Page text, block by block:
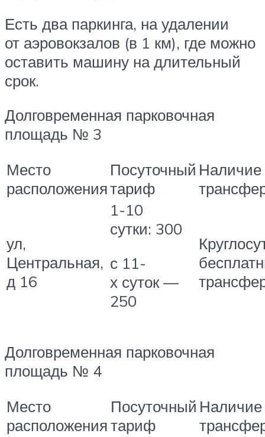
Есть два паркинга, на удалении
от аэровокзалов (в 1 км), где можно
оставить машину на длительный
срок.
Долговременная парковочная
площадь № 3
Место
расположения
Посуточный
тариф
Наличие
ул,
Центральная,
д 16
1-10
сутки: 300
с 11-
х суток —
250
Долговременная парковочная
площадь № 4
Место
расположения
Посуточный
тариф
Наличие